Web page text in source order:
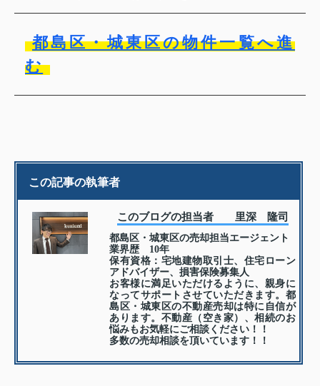
都島区・城東区の物件一覧へ進
む
この記事の執筆者
このブログの担当者 里深 隆司
都島区・城東区の売却担当エージェント
業界歴 10年
保有資格：宅地建物取引士、住宅ローン
アドバイザー、損害保険募集人
お客様に満足いただけるように、親身に
なってサポートさせていただきます。都
島区・城東区の不動産売却は特に自信が
あります。不動産（空き家）、相続のお
悩みもお気軽にご相談ください！！
多数の売却相談を頂いています！！